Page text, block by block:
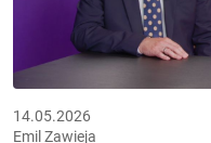
14.05.2026
Emil Zawieja